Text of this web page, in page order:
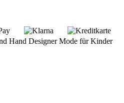
Hand Designer Mode für Kinder